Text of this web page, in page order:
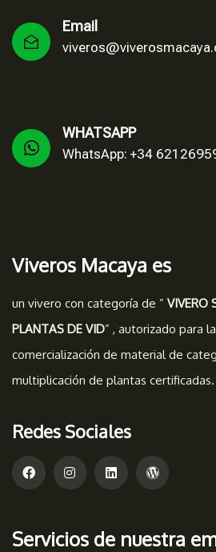
Email
WHATSAPP
WhatsApp: +34
Viveros Macaya es
un vivero con categoría de ” VIVERO
PLANTAS DE VID” , autorizado para
comercialización de material de
multiplicación de plantas certificadas.
Redes Sociales
Servicios de nuestra